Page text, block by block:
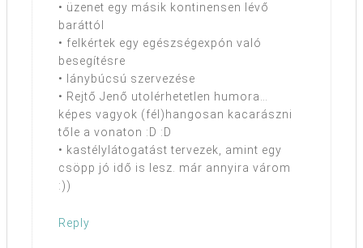
• üzenet egy másik kontinensen lévő
baráttól
• felkértek egy egészségexpón való
besegítésre
• lánybúcsú szervezése
• Rejtő Jenő utolérhetetlen humora…
képes vagyok (fél)hangosan kacarászni
tőle a vonaton :D :D
• kastélylátogatást tervezek, amint egy
csöpp jó idő is lesz. már annyira várom
:))
Reply